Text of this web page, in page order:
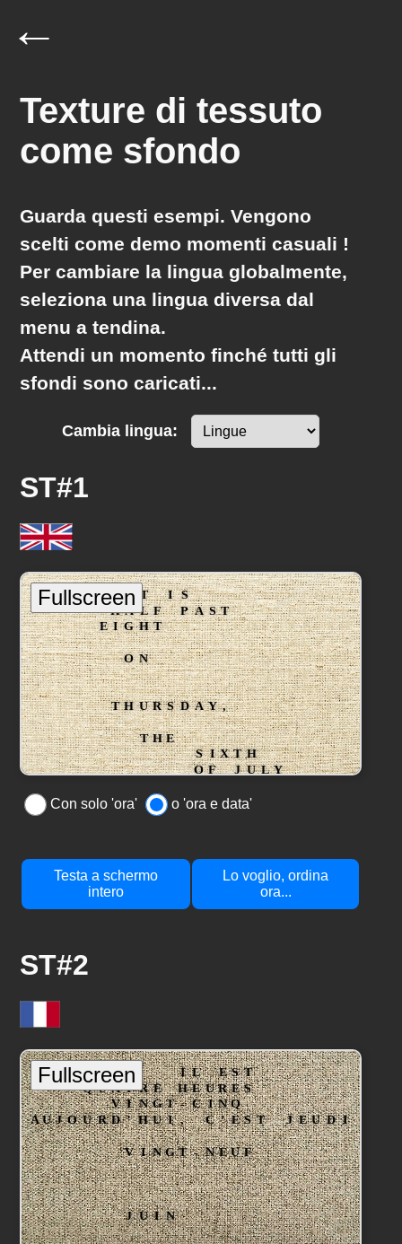
←
Texture di tessuto
come sfondo
Guarda questi esempi. Vengono
scelti come demo momenti casuali !
Per cambiare la lingua globalmente,
seleziona una lingua diversa dal
menu a tendina.
Attendi un momento finché tutti gli
sfondi sono caricati...
Cambia lingua:
ST#1
Con solo 'ora' o 'ora e data'
Testa a schermo
intero
Lo voglio, ordina
ora...
ST#2